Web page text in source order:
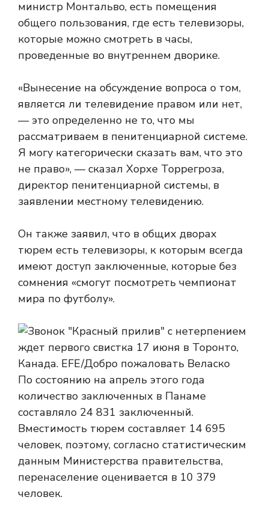
министр Монтальво, есть помещения
общего пользования, где есть телевизоры,
которые можно смотреть в часы,
проведенные во внутреннем дворике.
«Вынесение на обсуждение вопроса о том,
является ли телевидение правом или нет,
— это определенно не то, что мы
рассматриваем в пенитенциарной системе.
Я могу категорически сказать вам, что это
не право», — сказал Хорхе Торрегроза,
директор пенитенциарной системы, в
заявлении местному телевидению.
Он также заявил, что в общих дворах
тюрем есть телевизоры, к которым всегда
имеют доступ заключенные, которые без
сомнения «смогут посмотреть чемпионат
мира по футболу».
По состоянию на апрель этого года
количество заключенных в Панаме
составляло 24 831 заключенный.
Вместимость тюрем составляет 14 695
человек, поэтому, согласно статистическим
данным Министерства правительства,
перенаселение оценивается в 10 379
человек.